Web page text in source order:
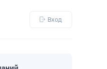
Вход